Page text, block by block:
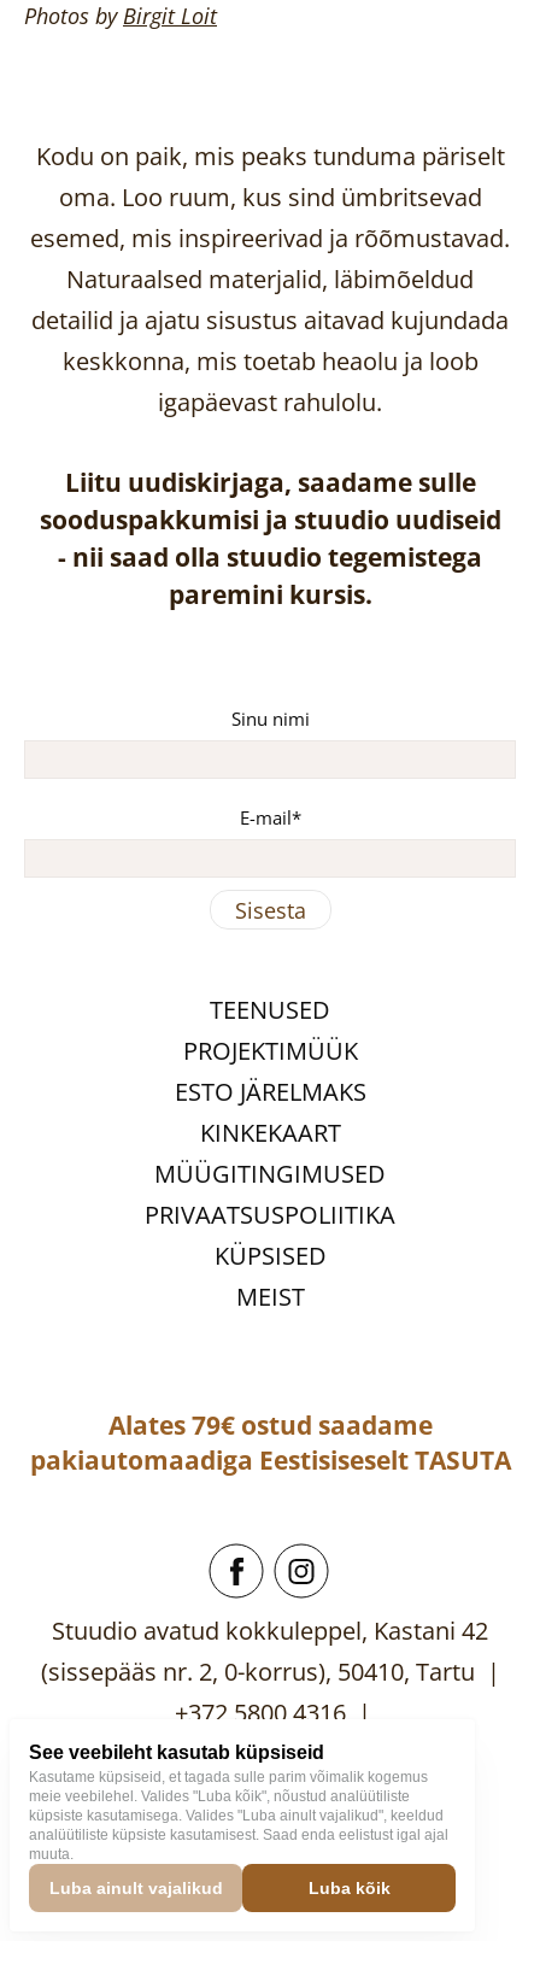
Photos byBirgitLoit
Kodu on paik, mis peaks tunduma päriselt
oma. Loo ruum, kus sind ümbritsevad
esemed, mis inspireerivad ja rõõmustavad.
Naturaalsed materjalid, läbimõeldud
detailid ja ajatu sisustus aitavad kujundada
keskkonna, mis toetab heaolu ja loob
igapäevast rahulolu.
Liitu uudiskirjaga, saadame sulle
sooduspakkumisi ja stuudio uudiseid
- nii saad olla stuudio tegemistega
paremini kursis.
Sinu nimi
E-mail
TEENUSED
PROJEKTIMÜÜK
ESTO JÄRELMAKS
KINKEKAART
MÜÜGITINGIMUSED
PRIVAATSUSPOLIITIKA
KÜPSISED
MEIST
Alates 79€ ostud saadame
pakiautomaadiga EestisiseseltTASUTA
Stuudio avatud kokkuleppel, Kastani 42
(sissepääs nr. 2, 0-korrus), 50410, Tartu |
+372 5800 4316 |
mooblistuudio@gmail.com
VäikeMööblistuudio2026
See veebileht kasutab küpsiseid
Kasutame küpsiseid, et tagada sulle parim võimalik kogemus
meie veebilehel. Valides "Luba kõik", nõustud analüütiliste
küpsiste kasutamisega. Valides "Luba ainult vajalikud", keeldud
analüütiliste küpsiste kasutamisest. Saad enda eelistust igal ajal
muuta.
Luba ainult vajalikud Luba kõik